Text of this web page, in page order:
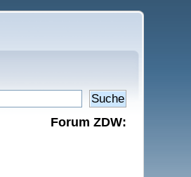
Forum ZDW: